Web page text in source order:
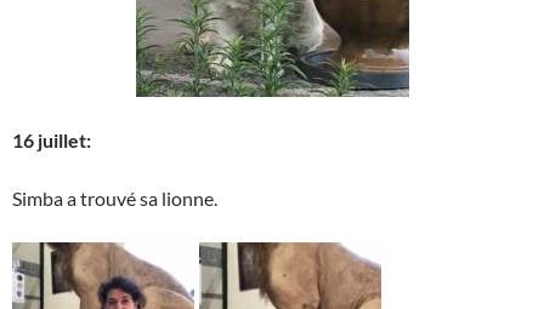
16 juillet:
Simba a trouvé sa lionne.